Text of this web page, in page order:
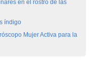
en el rostro de las
índigo
Mujer Activa para la